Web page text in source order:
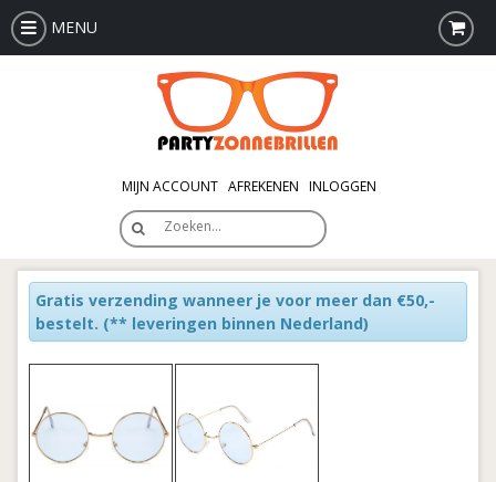
MENU
MIJN ACCOUNT AFREKENEN INLOGGEN
Zoeken…
Gratis verzending wanneer je voor meer dan €50,-
bestelt. (** leveringen binnen Nederland)